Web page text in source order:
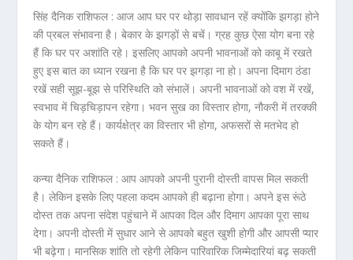
सिंह दैनिक राशिफल :आज आप घर पर थोड़ा सावधान रहें क्योंकि झगड़ा होने
की प्रबल संभावना है। बेकार के झगड़ों से बचें। ग्रह कुछ ऐसा योग बना रहे
हैं कि घर पर अशांति रहे। इसलिए आपको अपनी भावनाओं को काबू में रखते
हुए इस बात का ध्यान रखना है कि घर पर झगड़ा ना हो। अपना दिमाग ठंडा
रखें सही सूझ-बूझ से परिस्थिति को संभालें। अपनी भावनाओं को वश में रखें,
स्वभाव में चिड़चिड़ापन रहेगा। भवन सुख का विस्तार होगा, नौकरी में तरक्की
के योग बन रहे हैं। कार्यक्षेत्र का विस्तार भी होगा, अफसरों से मतभेद हो
सकते हैं।
कन्या दैनिक राशिफल :आप आपको अपनी पुरानी दोस्ती वापस मिल सकती
है। लेकिन इसके लिए पहला कदम आपको ही बढ़ाना होगा। अपने इस रूंठे
दोस्त तक अपना संदेश पहुंचाने में आपका दिल और दिमाग आपका पूरा साथ
देगा। अपनी दोस्ती में सुधार आने से आपको बहुत खुशी होगी और आपसी प्यार
भी बढ़ेगा। मानसिक शांति तो रहेगी लेकिन पारिवारिक जिम्मेदारियां बढ़ सकती